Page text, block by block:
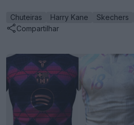
Chuteiras Harry Kane Skechers
Compartilhar